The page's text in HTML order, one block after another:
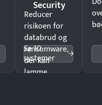
Security
Reducer
risikoen for
databrud og
ransomware,
der kan
lamme
Se 10
systemer